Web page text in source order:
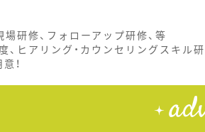
研修、フォローアップ研修、等
ヒアリング・カウンセリングスキル研
！